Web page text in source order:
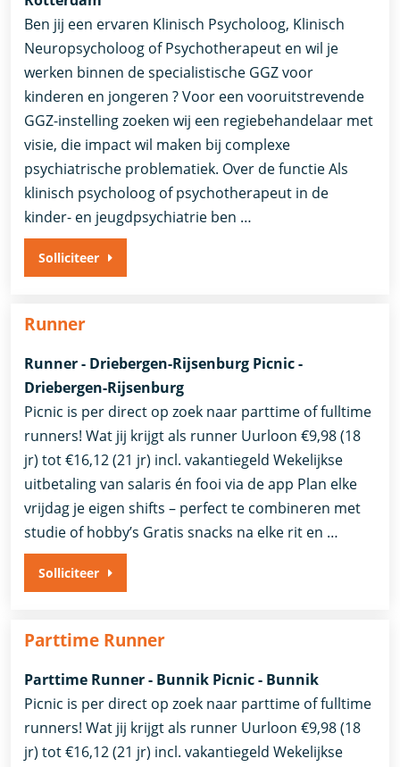
Ben jij een ervaren Klinisch Psycholoog, Klinisch
Neuropsycholoog of Psychotherapeut en wil je
werken binnen de specialistische GGZ voor
kinderen en jongeren ? Voor een vooruitstrevende
GGZ-instelling zoeken wij een regiebehandelaar met
visie, die impact wil maken bij complexe
psychiatrische problematiek. Over de functie Als
klinisch psycholoog of psychotherapeut in de
kinder- en jeugdpsychiatrie ben …
Solliciteer
Runner
Runner - Driebergen-Rijsenburg Picnic -
Driebergen-Rijsenburg
Picnic is per direct op zoek naar parttime of fulltime
runners! Wat jij krijgt als runner Uurloon €9,98 (18
jr) tot €16,12 (21 jr) incl. vakantiegeld Wekelijkse
uitbetaling van salaris én fooi via de app Plan elke
vrijdag je eigen shifts – perfect te combineren met
studie of hobby’s Gratis snacks na elke rit en …
Solliciteer
Parttime Runner
Parttime Runner - Bunnik Picnic - Bunnik
Picnic is per direct op zoek naar parttime of fulltime
runners! Wat jij krijgt als runner Uurloon €9,98 (18
jr) tot €16,12 (21 jr) incl. vakantiegeld Wekelijkse